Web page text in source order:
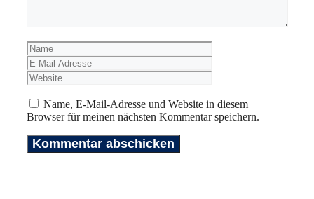
Name
Mail-
Adresse
Name, E-Mail-Adresse und Website in diesem
Browser für meinen nächsten Kommentar speichern.